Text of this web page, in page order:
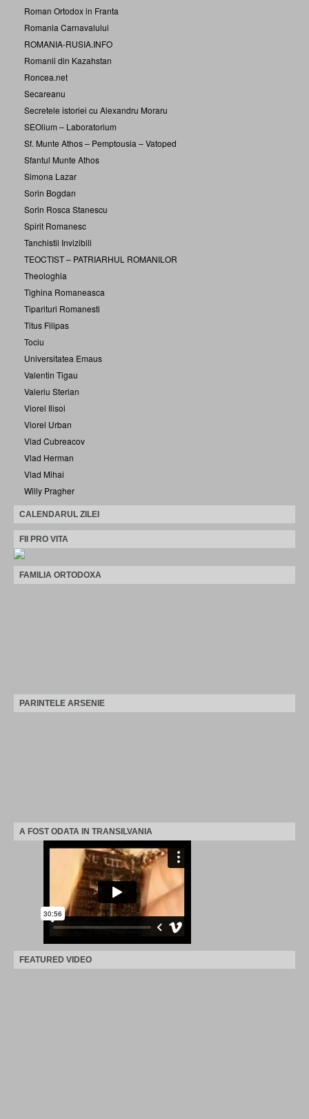
Roman Ortodox in Franta
Romania Carnavalului
ROMANIA-RUSIA.INFO
Romanii din Kazahstan
Roncea.net
Secareanu
Secretele istoriei cu Alexandru Moraru
SEOlium – Laboratorium
Sf. Munte Athos – Pemptousia – Vatoped
Sfantul Munte Athos
Simona Lazar
Sorin Bogdan
Sorin Rosca Stanescu
Spirit Romanesc
Tanchistii Invizibili
TEOCTIST – PATRIARHUL ROMANILOR
Theologhia
Tighina Romaneasca
Tiparituri Romanesti
Titus Filipas
Tociu
Universitatea Emaus
Valentin Tigau
Valeriu Sterian
Viorel Ilisoi
Viorel Urban
Vlad Cubreacov
Vlad Herman
Vlad Mihai
Willy Pragher
CALENDARUL ZILEI
FII PRO VITA
FAMILIA ORTODOXA
PARINTELE ARSENIE
A FOST ODATA IN TRANSILVANIA
FEATURED VIDEO